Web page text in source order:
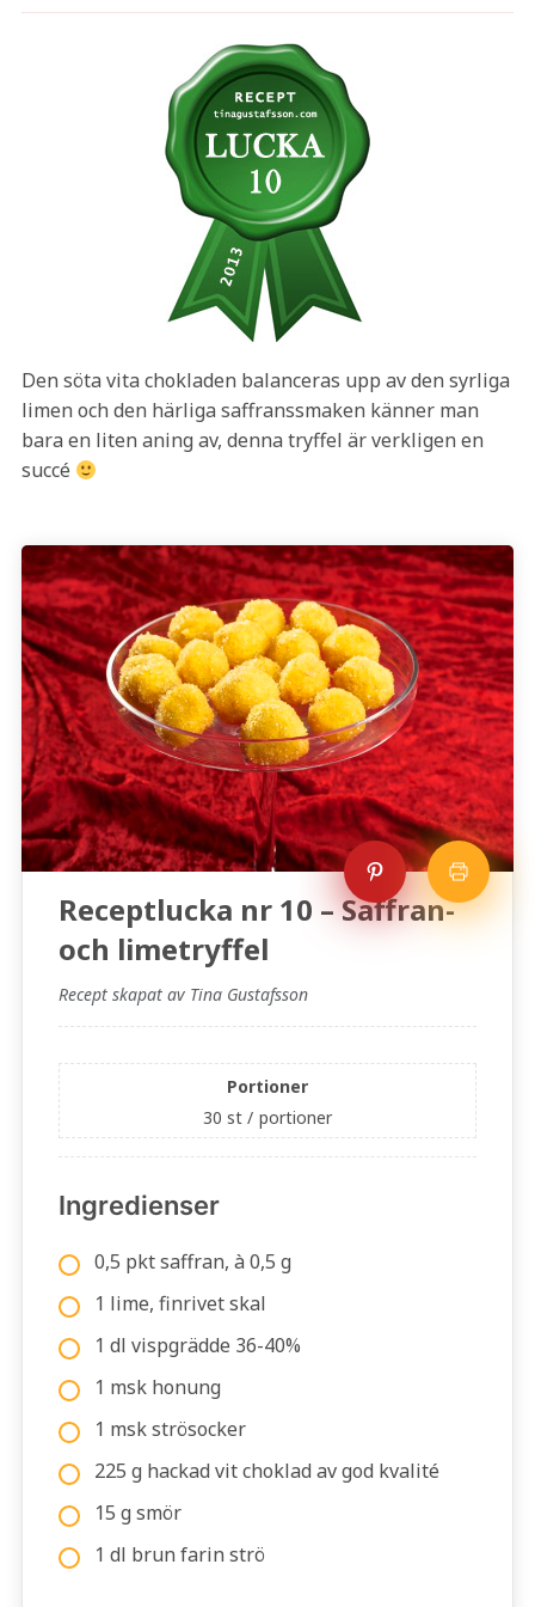
Den söta vita chokladen balanceras upp av den syrliga
limen och den härliga saffranssmaken känner man
bara en liten aning av, denna tryffel är verkligen en
succé
Receptlucka nr 10 – Saffran-
och limetryffel
Recept skapat av Tina Gustafsson
Portioner
30 st / portioner
Ingredienser
0,5 pkt saffran, à 0,5 g
1 lime, finrivet skal
1 dl vispgrädde 36-40%
1 msk honung
1 msk strösocker
225 g hackad vit choklad av god kvalité
15 g smör
1 dl brun farin strö